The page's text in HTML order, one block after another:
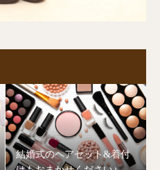
結婚式のヘアセット&着付